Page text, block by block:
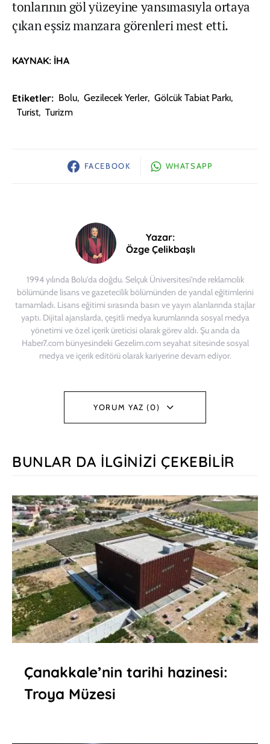
tonlarının göl yüzeyine yansımasıyla ortaya
çıkan eşsiz manzara görenleri mest etti.
KAYNAK: İHA
Etiketler: Bolu, Gezilecek Yerler, Gölcük Tabiat Parkı,
Turist, Turizm
FACEBOOK WHATSAPP
Yazar:
Özge Çelikbaşlı
1994 yılında Bolu'da doğdu. Selçuk Üniversitesi'nde reklamcılık
bölümünde lisans ve gazetecilik bölümünden de yandal eğitimlerini
tamamladı. Lisans eğitimi sırasında basın ve yayın alanlarında stajlar
yaptı. Dijital ajanslarda, çeşitli medya kurumlarında sosyal medya
yönetimi ve özel içerik üreticisi olarak görev aldı. Şu anda da
Haber7.com bünyesindeki Gezelim.com seyahat sitesinde sosyal
medya ve içerik editörü olarak kariyerine devam ediyor.
YORUM YAZ (0)
BUNLAR DA İLGINIZI ÇEKEBILIR
Çanakkale’nin tarihi hazinesi:
Troya Müzesi